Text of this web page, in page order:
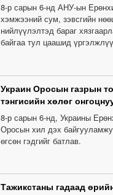
8-р сарын 6-нд АНУ-ын
хэмжээний сум, зэвсгийн
нийлүүлэлтэд бараг
байгаа тул цаашид
Украин Оросын газрын
тэнгисийн хөлөг
8-р сарын 6-нд, Украины
Оросын хил дэх
өгсөн гэдгийг батлав.
Тажикстаны гадаад